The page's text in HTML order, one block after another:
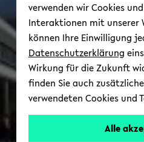
verwenden wir Cookies
Interaktionen mit unserer
können Ihre Einwilligung
Datenschutzerklärung
Wirkung für die Zukunft
finden Sie auch
verwendeten Cookies und
Alle